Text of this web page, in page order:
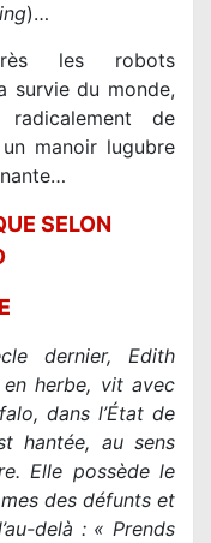
)…
les robots
survie du monde,
de
manoir lugubre
SELON
dernier, Edith
en herbe, vit avec
dans l’État de
hantée, au sens
Elle possède le
des défunts et
delà : « Prends